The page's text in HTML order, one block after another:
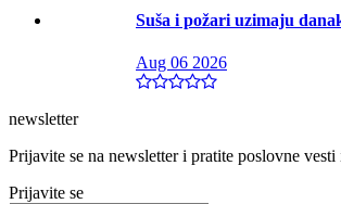
Suša i požari uzimaju
Aug 06 2026
newsletter
Prijavite se na newsletter i pratite poslovne
Prijavite se